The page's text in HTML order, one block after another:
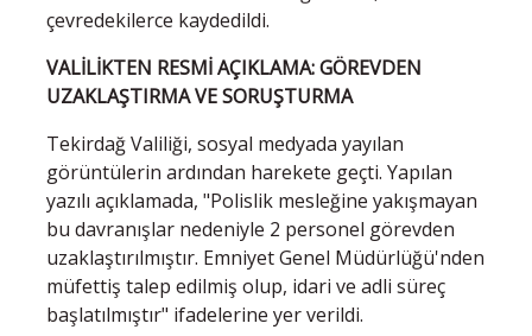
çevredekilerce kaydedildi.
VALİLİKTEN RESMİ AÇIKLAMA: GÖREVDEN
UZAKLAŞTIRMA VE SORUŞTURMA
Tekirdağ Valiliği, sosyal medyada yayılan
görüntülerin ardından harekete geçti. Yapılan
yazılı açıklamada, "Polislik mesleğine yakışmayan
bu davranışlar nedeniyle 2 personel görevden
uzaklaştırılmıştır. Emniyet Genel Müdürlüğü'nden
müfettiş talep edilmiş olup, idari ve adli süreç
başlatılmıştır" ifadelerine yer verildi.